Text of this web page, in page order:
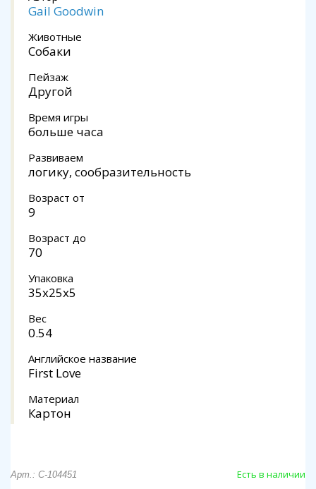
Gail Goodwin
Животные
Собаки
Пейзаж
Другой
Время игры
больше часа
Развиваем
логику, сообразительность
Возраст от
9
Возраст до
70
Упаковка
35x25x5
Вес
0.54
Английское название
First Love
Материал
Картон
Арт.: C-104451 Есть в наличии